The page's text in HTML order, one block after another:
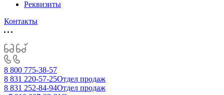
Реквизиты
Контакты
8 800 775-38-57
8 831 220-57-25Отдел продаж
8 831 252-84-94Отдел продаж